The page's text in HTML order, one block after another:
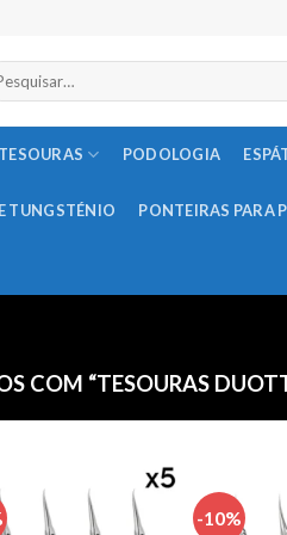
TESOURAS PODOLOGIA
TUNGSTÉNIO PONTEIRAS PARA
COM “TESOURAS
-10%